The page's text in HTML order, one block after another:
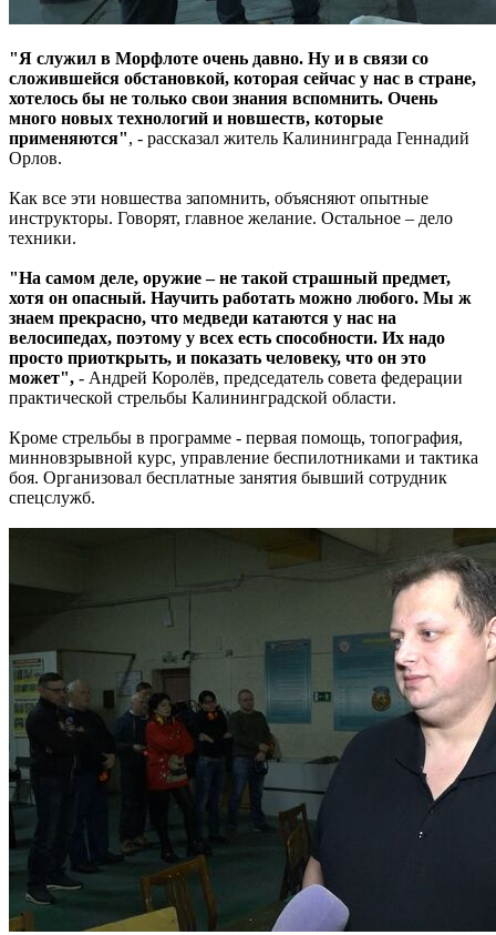
"Я служил в Морфлоте очень давно. Ну и в связи со
сложившейся обстановкой, которая сейчас у нас в стране,
хотелось бы не только свои знания вспомнить. Очень
много новых технологий и новшеств, которые
применяются", - рассказал житель Калининграда Геннадий
Орлов.
Как все эти новшества запомнить, объясняют опытные
инструкторы. Говорят, главное желание. Остальное – дело
техники.
"На самом деле, оружие – не такой страшный предмет,
хотя он опасный. Научить работать можно любого. Мы ж
знаем прекрасно, что медведи катаются у нас на
велосипедах, поэтому у всех есть способности. Их надо
просто приоткрыть, и показать человеку, что он это
может", - Андрей Королёв, председатель совета федерации
практической стрельбы Калининградской области.
Кроме стрельбы в программе - первая помощь, топография,
минновзрывной курс, управление беспилотниками и тактика
боя. Организовал бесплатные занятия бывший сотрудник
спецслужб.